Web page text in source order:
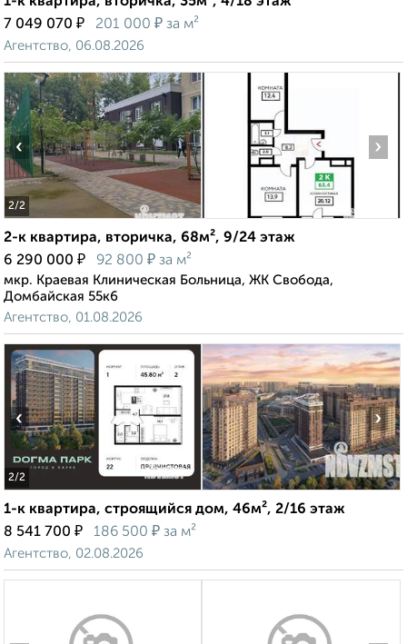
7 049 070 ₽ 201 000 ₽ за м²
Агентство, 06.08.2026
2/2
‹ ›
2-к квартира, вторичка, 68м², 9/24 этаж
6 290 000 ₽ 92 800 ₽ за м²
мкр. Краевая Клиническая Больница, ЖК Свобода,
Домбайская 55к6
Агентство, 01.08.2026
2/2
‹ ›
1-к квартира, строящийся дом, 46м², 2/16 этаж
8 541 700 ₽ 186 500 ₽ за м²
Агентство, 02.08.2026